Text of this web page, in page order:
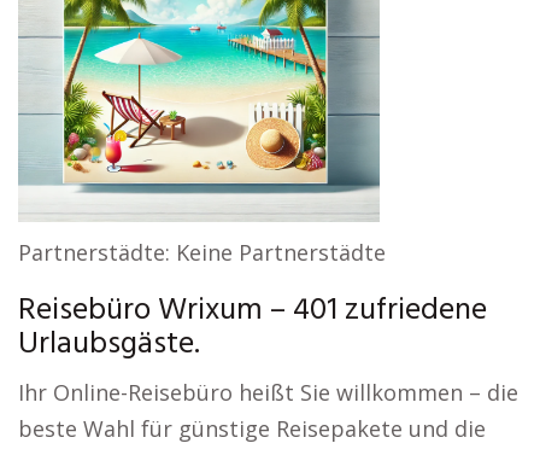
Partnerstädte: Keine Partnerstädte
Reisebüro Wrixum – 401 zufriedene
Urlaubsgäste.
Ihr Online-Reisebüro heißt Sie willkommen – die
beste Wahl für günstige Reisepakete und die